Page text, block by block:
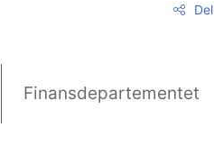
Del
Finansdepartementet